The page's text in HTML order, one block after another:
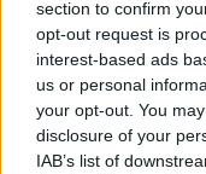
section to confirm
opt-out request is
interest-based ads
us or personal
your opt-out. You
disclosure of your
IAB’s list of